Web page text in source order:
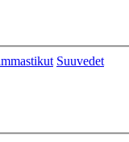
Suuvedet